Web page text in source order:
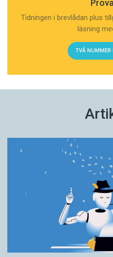
Tidningen i brevlådan plus
läsning
TVÅ NUMMER